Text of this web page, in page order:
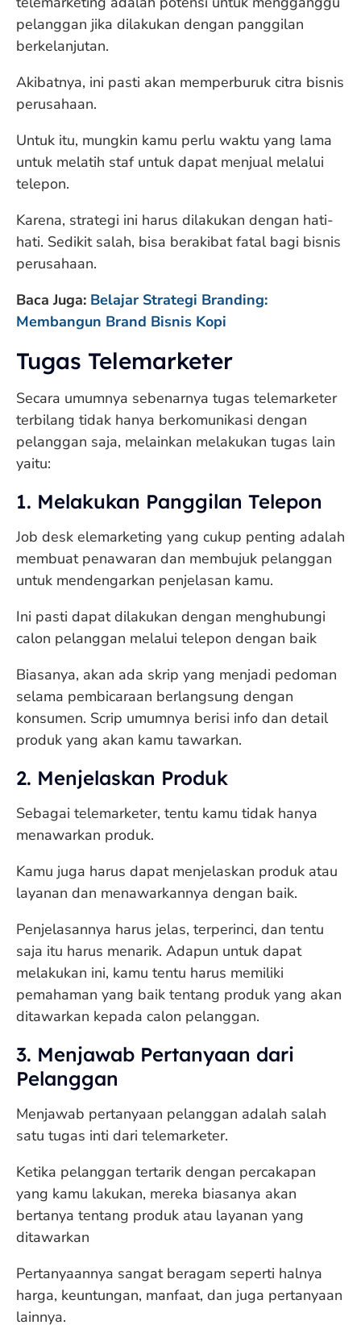
pelanggan jika dilakukan dengan panggilan
berkelanjutan.
Akibatnya, ini pasti akan memperburuk citra bisnis
perusahaan.
Untuk itu, mungkin kamu perlu waktu yang lama
untuk melatih staf untuk dapat menjual melalui
telepon.
Karena, strategi ini harus dilakukan dengan hati-
hati. Sedikit salah, bisa berakibat fatal bagi bisnis
perusahaan.
Baca Juga: Belajar Strategi Branding:
Membangun Brand Bisnis Kopi
Tugas Telemarketer
Secara umumnya sebenarnya tugas telemarketer
terbilang tidak hanya berkomunikasi dengan
pelanggan saja, melainkan melakukan tugas lain
yaitu:
1. Melakukan Panggilan Telepon
Job desk elemarketing yang cukup penting adalah
membuat penawaran dan membujuk pelanggan
untuk mendengarkan penjelasan kamu.
Ini pasti dapat dilakukan dengan menghubungi
calon pelanggan melalui telepon dengan baik
Biasanya, akan ada skrip yang menjadi pedoman
selama pembicaraan berlangsung dengan
konsumen. Scrip umumnya berisi info dan detail
produk yang akan kamu tawarkan.
2. Menjelaskan Produk
Sebagai telemarketer, tentu kamu tidak hanya
menawarkan produk.
Kamu juga harus dapat menjelaskan produk atau
layanan dan menawarkannya dengan baik.
Penjelasannya harus jelas, terperinci, dan tentu
saja itu harus menarik. Adapun untuk dapat
melakukan ini, kamu tentu harus memiliki
pemahaman yang baik tentang produk yang akan
ditawarkan kepada calon pelanggan.
3. Menjawab Pertanyaan dari
Pelanggan
Menjawab pertanyaan pelanggan adalah salah
satu tugas inti dari telemarketer.
Ketika pelanggan tertarik dengan percakapan
yang kamu lakukan, mereka biasanya akan
bertanya tentang produk atau layanan yang
ditawarkan
Pertanyaannya sangat beragam seperti halnya
harga, keuntungan, manfaat, dan juga pertanyaan
lainnya.